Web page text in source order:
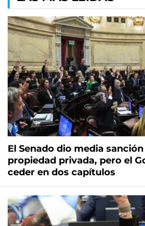
El Senado dio media
propiedad privada, pero el
ceder en dos capítulos